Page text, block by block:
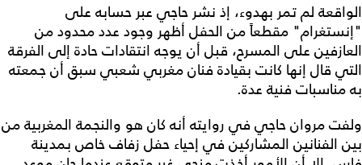
الواقعة لم تمر بهدوء، إذ نشر حاجي عبر حسابه على
"إنستغرام" مقطعاً من الحفل أظهر وجود عدد محدود من
العازفين على المسرح، قبل أن يوجه انتقادات حادة إلى الفرقة
التي قال إنها كانت بقيادة فنان مغربي شعبي سبق أن جمعته
به مناسبات فنية عدة.
ولفت مروان حاجي في روايته أنه كان هو والنجمة المغربية من
بين الفنانين المشاركين في إحياء حفل زفاف خاص بمدينة